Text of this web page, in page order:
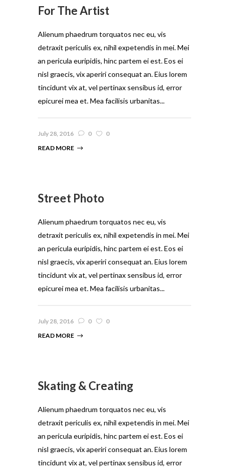
For The Artist
Alienum phaedrum torquatos nec eu, vis
detraxit periculis ex, nihil expetendis in mei. Mei
an pericula euripidis, hinc partem ei est. Eos ei
nisl graecis, vix aperiri consequat an. Eius lorem
tincidunt vix at, vel pertinax sensibus id, error
epicurei mea et. Mea facilisis urbanitas...
July 28, 2016 0
0
READ MORE
Street Photo
Alienum phaedrum torquatos nec eu, vis
detraxit periculis ex, nihil expetendis in mei. Mei
an pericula euripidis, hinc partem ei est. Eos ei
nisl graecis, vix aperiri consequat an. Eius lorem
tincidunt vix at, vel pertinax sensibus id, error
epicurei mea et. Mea facilisis urbanitas...
July 28, 2016 0
0
READ MORE
Skating & Creating
Alienum phaedrum torquatos nec eu, vis
detraxit periculis ex, nihil expetendis in mei. Mei
an pericula euripidis, hinc partem ei est. Eos ei
nisl graecis, vix aperiri consequat an. Eius lorem
tincidunt vix at, vel pertinax sensibus id, error